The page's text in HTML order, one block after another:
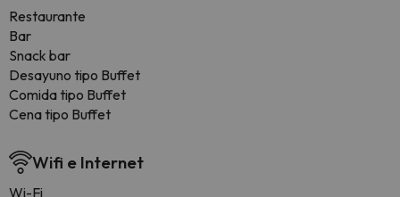
Restaurante
Bar
Snack bar
Desayuno tipo Buffet
Comida tipo Buffet
Cena tipo Buffet
Wifi e Internet
Wi-Fi